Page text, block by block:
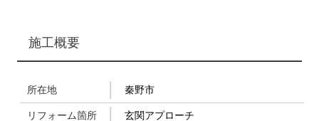
施工概要
所在地 秦野市
リフォーム箇所 玄関アプローチ